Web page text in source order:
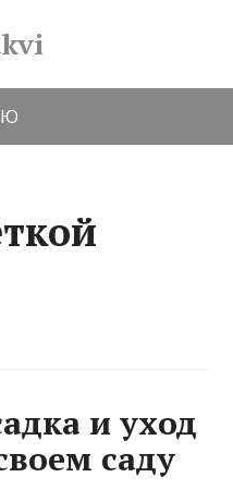
и уход
саду